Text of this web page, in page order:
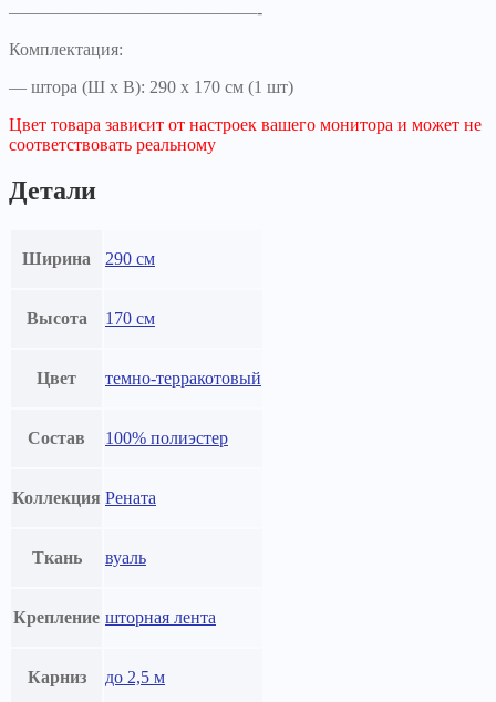
——————————————-
Комплектация:
— штора (Ш х В): 290 х 170 см (1 шт)
Цвет товара зависит от настроек вашего монитора и может не
соответствовать реальному
Детали
Ширина 290 см
Высота 170 см
Цвет темно-терракотовый
Состав 100% полиэстер
Коллекция Рената
Ткань вуаль
Крепление шторная лента
Карниз до 2,5 м